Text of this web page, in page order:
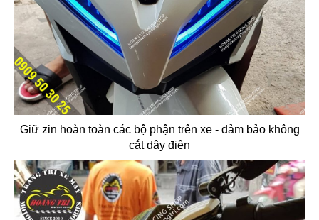
Giữ zin hoàn toàn các bộ phận trên xe - đảm bảo không
cắt dây điện